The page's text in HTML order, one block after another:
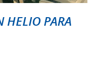
HELIO PARA